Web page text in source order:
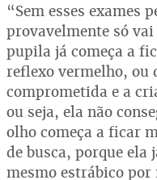
“Sem esses exames
provavelmente só
pupila já começa a
reflexo vermelho, ou
comprometida e a
ou seja, ela não
olho começa a ficar
de busca, porque ela
mesmo estrábico por